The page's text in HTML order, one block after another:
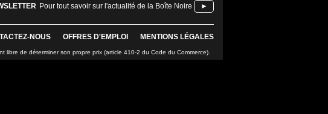
Pour tout savoir sur l'actualité de la Boîte Noire ►
NOUS OFFRES D'EMPLOI MENTIONS LÉGALES
de déterminer son propre prix (article 410-2 du Code du Commerce).